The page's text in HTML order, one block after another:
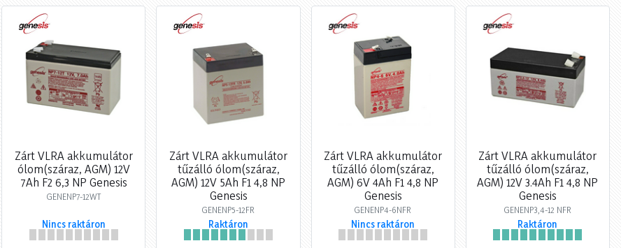
Zárt VLRA akkumulátor
ólom(száraz, AGM) 12V
7Ah F2 6,3 NP Genesis
GENENP7-12WT
Nincs raktáron
Zárt VLRA akkumulátor
tűzálló ólom(száraz,
AGM) 12V 5Ah F1 4,8 NP
Genesis
GENENP5-12FR
Raktáron
Zárt VLRA akkumulátor
tűzálló ólom(száraz,
AGM) 6V 4Ah F1 4,8 NP
Genesis
GENENP4-6NFR
Nincs raktáron
Zárt VLRA akkumulátor
tűzálló ólom(száraz,
AGM) 12V 3.4Ah F1 4,8 NP
Genesis
GENENP3,4-12 NFR
Raktáron